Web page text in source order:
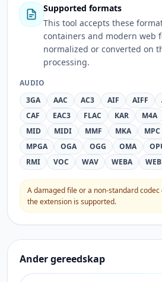
Supported formats
This tool accepts these
containers and modern web
normalized or converted on
processing.
AUDIO
3GA
AAC AC3 AIF AIFF
CAF
EAC3 FLAC KAR M4A
MID
MIDI MMF MKA MPC
MPGA
OGA OGG OMA
RMI
VOC WAV WEBA
A damaged file or a non-standard
the extension is supported.
Ander gereedskap